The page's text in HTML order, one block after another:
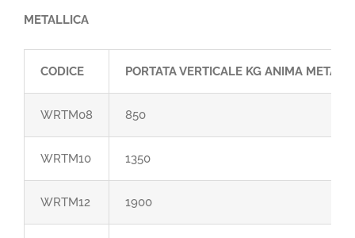
METALLICA
CODICE PORTATA VERTICALE KG ANIMA
WRTM08 850
WRTM10 1350
WRTM12 1900